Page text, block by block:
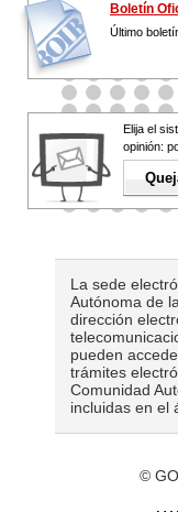
Boletín
Último
Elija el
opinión:
La sede
Autónoma de
dirección
pueden
trámites
Comunidad
incluidas en el
©